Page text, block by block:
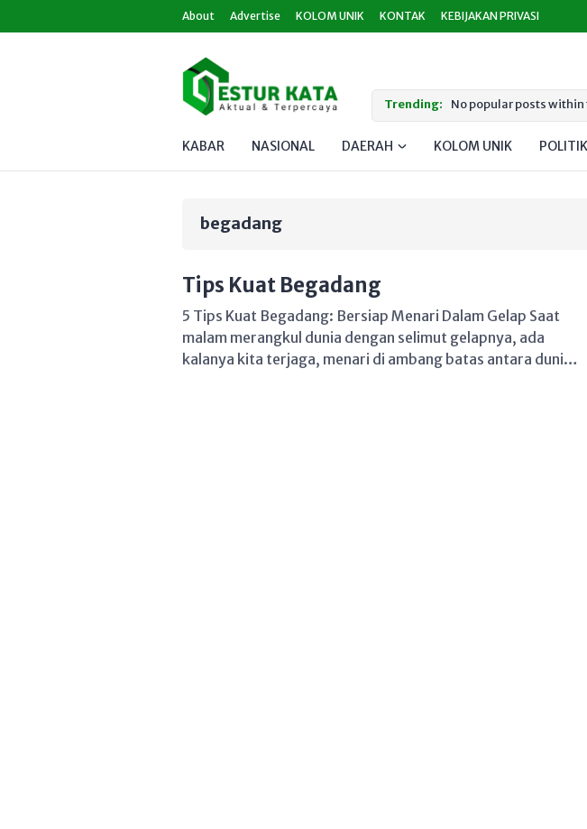
About Advertise KOLOM UNIK KONTAK KEBIJAKAN PRIVASI
Trending: No popular posts
KABAR NASIONAL DAERAH KOLOM UNIK POLITIK
begadang
Tips Kuat Begadang
5 Tips Kuat Begadang: Bersiap Menari Dalam Gelap Saat
malam merangkul dunia dengan selimut gelapnya, ada
kalanya kita terjaga, menari di ambang batas antara dunia